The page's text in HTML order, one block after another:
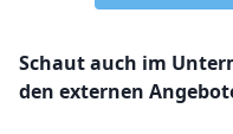
Schaut auch im
den externen